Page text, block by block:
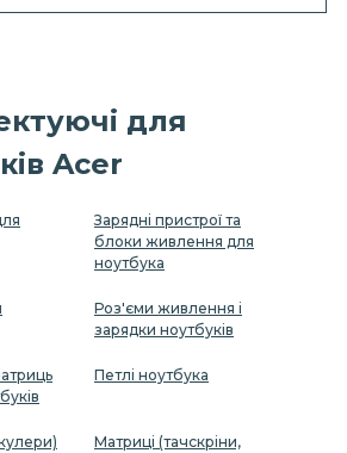
для
Acer
Зарядні пристрої та
блоки живлення для
ноутбука
Роз'єми живлення і
зарядки ноутбуків
Петлі ноутбука
Матриці (тачскріни,